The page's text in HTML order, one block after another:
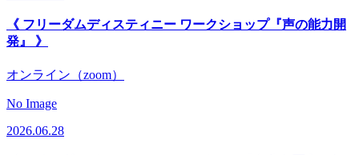
《 フリーダムディスティニー ワークショップ『声の能力開
発』 》
オンライン（zoom）
No Image
2026.06.28